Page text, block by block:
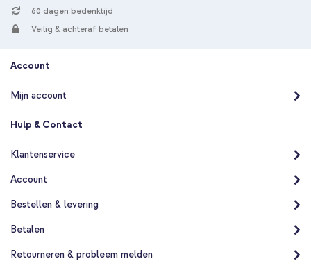
60 dagen bedenktijd
Veilig & achteraf betalen
Account
Mijn account
Hulp & Contact
Klantenservice
Account
Bestellen & levering
Betalen
Retourneren & probleem melden